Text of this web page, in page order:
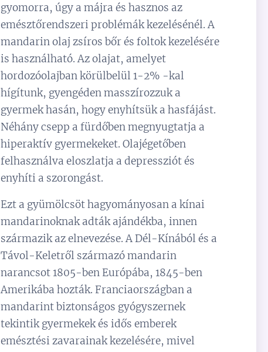
gyomorra, úgy a májra és hasznos az
emésztőrendszeri problémák kezelésénél. A
mandarin olaj zsíros bőr és foltok kezelésére
is használható. Az olajat, amelyet
hordozóolajban körülbelül 1-2% -kal
hígítunk, gyengéden masszírozzuk a
gyermek hasán, hogy enyhítsük a hasfájást.
Néhány csepp a fürdőben megnyugtatja a
hiperaktív gyermekeket. Olajégetőben
felhasználva eloszlatja a depressziót és
enyhíti a szorongást.
Ezt a gyümölcsöt hagyományosan a kínai
mandarinoknak adták ajándékba, innen
származik az elnevezése. A Dél-Kínából és a
Távol-Keletről származó mandarin
narancsot 1805-ben Európába, 1845-ben
Amerikába hozták. Franciaországban a
mandarint biztonságos gyógyszernek
tekintik gyermekek és idős emberek
emésztési zavarainak kezelésére, mivel